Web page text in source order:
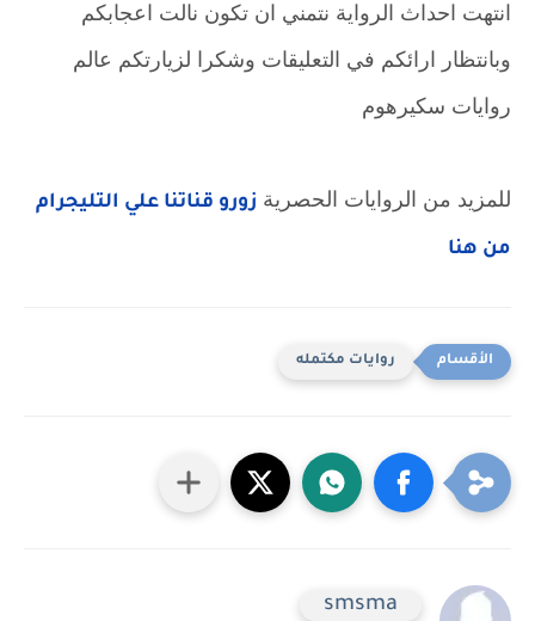
انتهت احداث الرواية نتمني ان تكون نالت اعجابكم
وبانتظار ارائكم في التعليقات وشكرا لزيارتكم عالم
روايات سكيرهوم
للمزيد من الروايات الحصرية زورو قناتنا علي التليجرام
من هنا
روايات مكتمله
smsma